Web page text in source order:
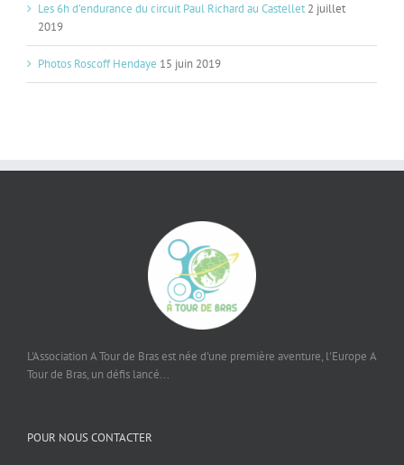
Les 6h d’endurance du circuit Paul Richard au Castellet 2 juillet
2019
Photos Roscoff Hendaye 15 juin 2019
L'Association A Tour de Bras est née d'une première aventure, l'Europe A
Tour de Bras, un défis lancé...
POUR NOUS CONTACTER